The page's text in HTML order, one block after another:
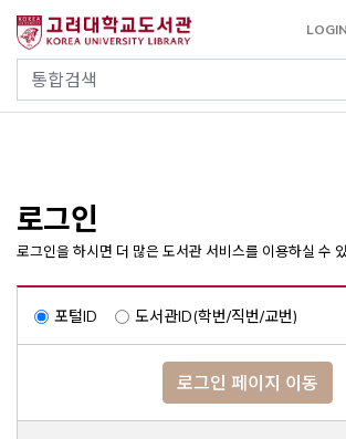
건
통합검색
LOGIN
사이트내 검색
로그인
로그인을 하시면 더 많은 도서관 서비스를 이용하실 수
포털ID 도서관ID(학번/직번/교번)
로그인 페이지 이동